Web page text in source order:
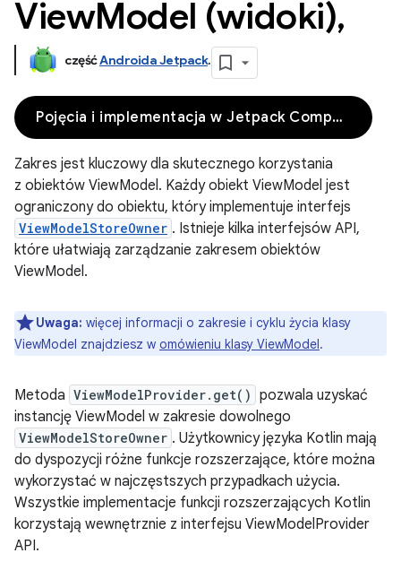
ViewModel (widoki),
częśćAndroida Jetpack.
Pojęcia i implementacja w Jetpack Compose
Zakres jest kluczowy dla skutecznego korzystania
z obiektów ViewModel. Każdy obiekt ViewModel jest
ograniczony do obiektu, który implementuje interfejs
ViewModelStoreOwner . Istnieje kilka interfejsów API,
które ułatwiają zarządzanie zakresem obiektów
ViewModel.
Uwaga: więcej informacji o zakresie i cyklu życia klasy
ViewModel znajdziesz w omówieniu klasy ViewModel.
Metoda ViewModelProvider.get() pozwala uzyskać
instancję ViewModel w zakresie dowolnego
ViewModelStoreOwner . Użytkownicy języka Kotlin mają
do dyspozycji różne funkcje rozszerzające, które można
wykorzystać w najczęstszych przypadkach użycia.
Wszystkie implementacje funkcji rozszerzających Kotlin
korzystają wewnętrznie z interfejsu ViewModelProvider
API.